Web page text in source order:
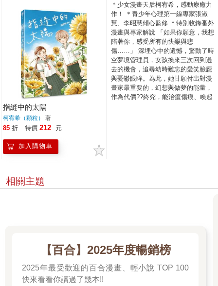
指縫中的太陽
柯宥希（顆粒） 著
85 折 特價 212 元
加入購物車
＊少女漫畫天后柯宥希，感動療癒力
作！ ＊青少年心理第一線專家張淑
慧、李昭慧傾心監修 ＊特別收錄番外
漫畫與專家解說 「如果你願意，我想
陪著你，感受所有的快樂與悲
傷……」 深埋心中的遺憾，驚動了時
空夢境管理員，女孩換來三次回到過
去的機會，追尋幼時難忘的愛笑臉龐
與憂鬱眼眸。為此，她甘願付出對漫
畫家最重要的，幻想與做夢的能量，
作為代價??終究，能治癒傷痕、喚起
孩，以及想要給出撫慰的每顆溫柔之
相關主題
【百合】2025年度暢銷榜
2025年最受歡迎的百合漫畫、輕小說 TOP 100
快來看看你讀過了幾本!!